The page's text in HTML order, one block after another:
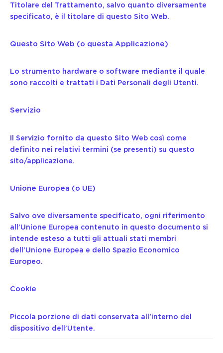
Titolare del Trattamento, salvo quanto diversamente
specificato, è il titolare di questo Sito Web.
Questo Sito Web (o questa Applicazione)
Lo strumento hardware o software mediante il quale
sono raccolti e trattati i Dati Personali degli Utenti.
Servizio
Il Servizio fornito da questo Sito Web così come
definito nei relativi termini (se presenti) su questo
sito/applicazione.
Unione Europea (o UE)
Salvo ove diversamente specificato, ogni riferimento
all’Unione Europea contenuto in questo documento si
intende esteso a tutti gli attuali stati membri
dell’Unione Europea e dello Spazio Economico
Europeo.
Cookie
Piccola porzione di dati conservata all’interno del
dispositivo dell’Utente.